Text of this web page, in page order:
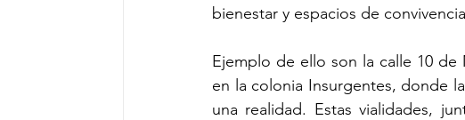
bienestar y espacios de
Ejemplo de ello son la calle 10
en la colonia Insurgentes, donde
una realidad. Estas vialidades,